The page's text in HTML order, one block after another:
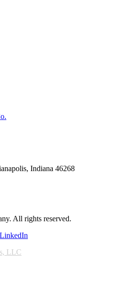
Indiana 46268
All rights reserved.
LLC